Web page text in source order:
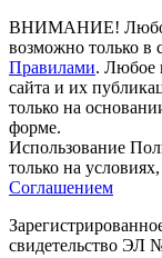
ВНИМАНИЕ! Любое
возможно только в
Правилами. Любое
сайта и их
только на
форме.
Использование
только на
Соглашением
свидетельство ЭЛ